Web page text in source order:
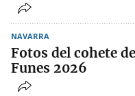
NAVARRA
Fotos del cohete
Funes 2026